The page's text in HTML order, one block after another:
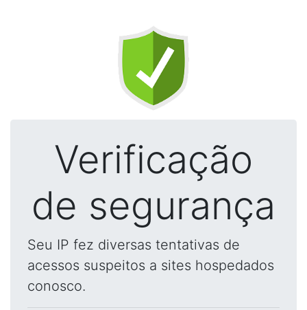
Verificação
de segurança
Seu IP fez diversas tentativas de
acessos suspeitos a sites hospedados
conosco.